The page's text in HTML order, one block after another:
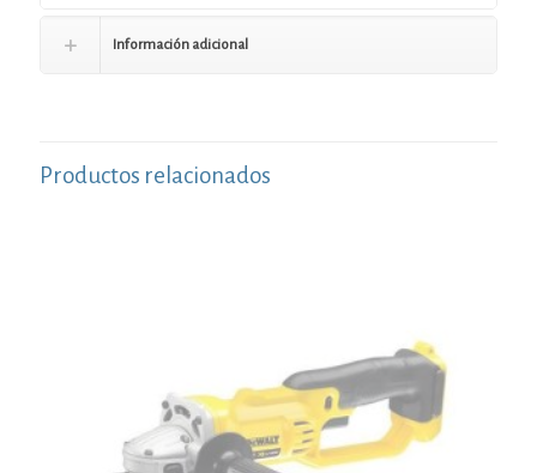
Información adicional
Productos relacionados